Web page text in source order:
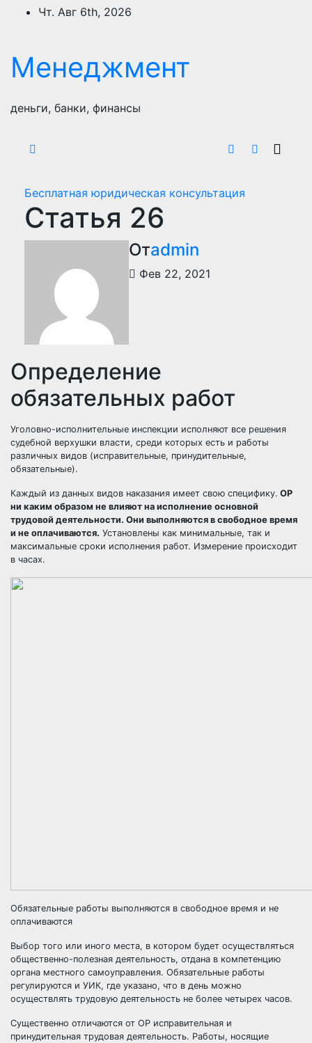
ПерейтиЧт. Авг 6th, 2026
Менеджмент
деньги, банки, финансы
Бесплатная юридическая консультация
Статья 26
Отadmin
Фев 22, 2021
Определение
обязательных работ
Уголовно-исполнительные инспекции исполняют все решения
судебной верхушки власти, среди которых есть и работы
различных видов (исправительные, принудительные,
обязательные).
Каждый из данных видов наказания имеет свою специфику. ОР
ни каким образом не влияют на исполнение основной
трудовой деятельности. Они выполняются в свободное время
и не оплачиваются. Установлены как минимальные, так и
максимальные сроки исполнения работ. Измерение происходит
в часах.
Обязательные работы выполняются в свободное время и не
оплачиваются
Выбор того или иного места, в котором будет осуществляться
общественно-полезная деятельность, отдана в компетенцию
органа местного самоуправления. Обязательные работы
регулируются и УИК, где указано, что в день можно
осуществлять трудовую деятельность не более четырех часов.
Существенно отличаются от ОР исправительная и
принудительная трудовая деятельность. Работы, носящие